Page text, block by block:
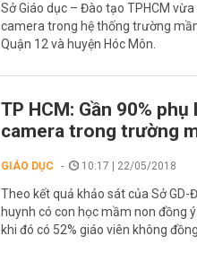
Sở Giáo dục – Đào tạo TPHCM
camera trong hệ thống trường
Quận 12 và huyện Hóc Môn.
TP HCM: Gần 90%
camera trong trường
GIÁO DỤC 10:17 | 22/05/2018
Theo kết quả khảo sát của Sở GD-
huynh có con học mầm non đồng
khi đó có 52% giáo viên không